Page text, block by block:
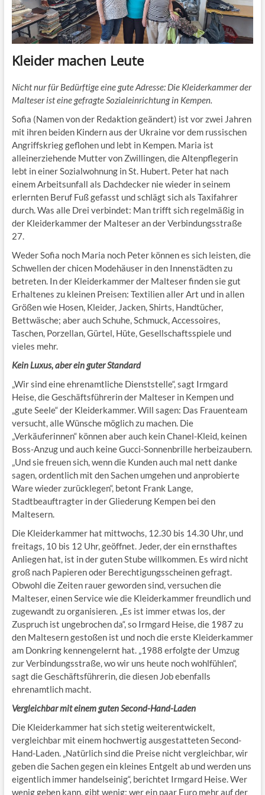
Kleider machen Leute
Nicht nur für Bedürftige eine gute Adresse: Die Kleiderkammer der
Malteser ist eine gefragte Sozialeinrichtung in Kempen.
Sofia (Namen von der Redaktion geändert) ist vor zwei Jahren
mit ihren beiden Kindern aus der Ukraine vor dem russischen
Angriffskrieg geflohen und lebt in Kempen. Maria ist
alleinerziehende Mutter von Zwillingen, die Altenpflegerin
lebt in einer Sozialwohnung in St. Hubert. Peter hat nach
einem Arbeitsunfall als Dachdecker nie wieder in seinem
erlernten Beruf Fuß gefasst und schlägt sich als Taxifahrer
durch. Was alle Drei verbindet: Man trifft sich regelmäßig in
der Kleiderkammer der Malteser an der Verbindungsstraße
27.
Weder Sofia noch Maria noch Peter können es sich leisten, die
Schwellen der chicen Modehäuser in den Innenstädten zu
betreten. In der Kleiderkammer der Malteser finden sie gut
Erhaltenes zu kleinen Preisen: Textilien aller Art und in allen
Größen wie Hosen, Kleider, Jacken, Shirts, Handtücher,
Bettwäsche; aber auch Schuhe, Schmuck, Accessoires,
Taschen, Porzellan, Gürtel, Hüte, Gesellschaftsspiele und
vieles mehr.
Kein Luxus, aber ein guter Standard
„Wir sind eine ehrenamtliche Dienststelle“, sagt Irmgard
Heise, die Geschäftsführerin der Malteser in Kempen und
„gute Seele“ der Kleiderkammer. Will sagen: Das Frauenteam
versucht, alle Wünsche möglich zu machen. Die
„Verkäuferinnen“ können aber auch kein Chanel-Kleid, keinen
Boss-Anzug und auch keine Gucci-Sonnenbrille herbeizaubern.
„Und sie freuen sich, wenn die Kunden auch mal nett danke
sagen, ordentlich mit den Sachen umgehen und anprobierte
Ware wieder zurücklegen“, betont Frank Lange,
Stadtbeauftragter in der Gliederung Kempen bei den
Maltesern.
Die Kleiderkammer hat mittwochs, 12.30 bis 14.30 Uhr, und
freitags, 10 bis 12 Uhr, geöffnet. Jeder, der ein ernsthaftes
Anliegen hat, ist in der guten Stube willkommen. Es wird nicht
groß nach Papieren oder Berechtigungsscheinen gefragt.
Obwohl die Zeiten rauer geworden sind, versuchen die
Malteser, einen Service wie die Kleiderkammer freundlich und
zugewandt zu organisieren. „Es ist immer etwas los, der
Zuspruch ist ungebrochen da“, so Irmgard Heise, die 1987 zu
den Maltesern gestoßen ist und noch die erste Kleiderkammer
am Donkring kennengelernt hat. „1988 erfolgte der Umzug
zur Verbindungsstraße, wo wir uns heute noch wohlfühlen“,
sagt die Geschäftsführerin, die diesen Job ebenfalls
ehrenamtlich macht.
Vergleichbar mit einem guten Second-Hand-Laden
Die Kleiderkammer hat sich stetig weiterentwickelt,
vergleichbar mit einem hochwertig ausgestatteten Second-
Hand-Laden. „Natürlich sind die Preise nicht vergleichbar, wir
geben die Sachen gegen ein kleines Entgelt ab und werden uns
eigentlich immer handelseinig“, berichtet Irmgard Heise. Wer
wenig geben kann, gibt wenig; wer ein paar Euro mehr auf der